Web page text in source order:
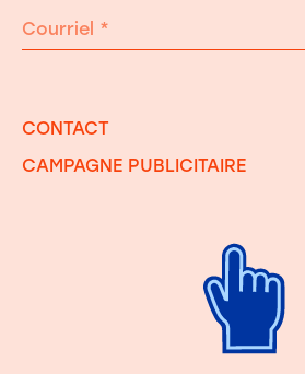
Courriel *
CONTACT
CAMPAGNE PUBLICITAIRE